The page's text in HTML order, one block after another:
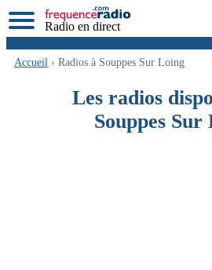
Radio en direct
Accueil › Radios à Souppes Sur Loing
Les radios
Souppes Sur